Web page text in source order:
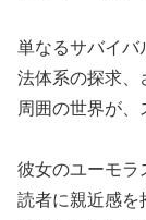
単なるサバイバ
法体系の探求、
周囲の世界が、
彼女のユーモラ
読者に親近感を